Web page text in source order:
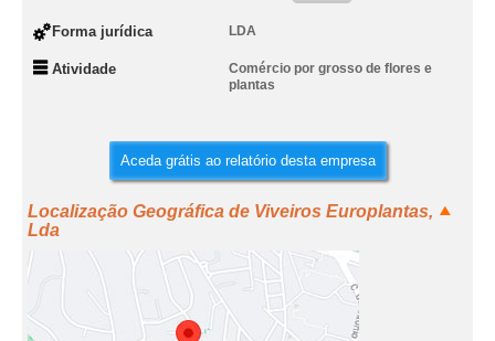
Forma jurídica LDA
Atividade
Comércio por grosso de flores e
plantas
Aceda grátis ao relatório desta empresa
Localização Geográfica de Viveiros Europlantas,
Lda